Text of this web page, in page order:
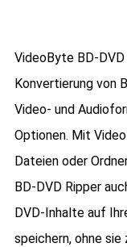
VideoByte BD-
Konvertierung von
Video- und
Optionen. Mit
Dateien oder
BD-DVD Ripper
DVD-Inhalte auf
speichern, ohne sie